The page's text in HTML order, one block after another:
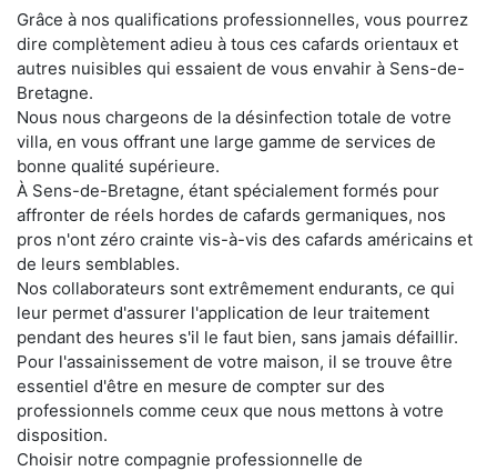
Grâce à nos qualifications professionnelles, vous pourrez
dire complètement adieu à tous ces cafards orientaux et
autres nuisibles qui essaient de vous envahir à Sens-de-
Bretagne.
Nous nous chargeons de la désinfection totale de votre
villa, en vous offrant une large gamme de services de
bonne qualité supérieure.
À Sens-de-Bretagne, étant spécialement formés pour
affronter de réels hordes de cafards germaniques, nos
pros n'ont zéro crainte vis-à-vis des cafards américains et
de leurs semblables.
Nos collaborateurs sont extrêmement endurants, ce qui
leur permet d'assurer l'application de leur traitement
pendant des heures s'il le faut bien, sans jamais défaillir.
Pour l'assainissement de votre maison, il se trouve être
essentiel d'être en mesure de compter sur des
professionnels comme ceux que nous mettons à votre
disposition.
Choisir notre compagnie professionnelle de